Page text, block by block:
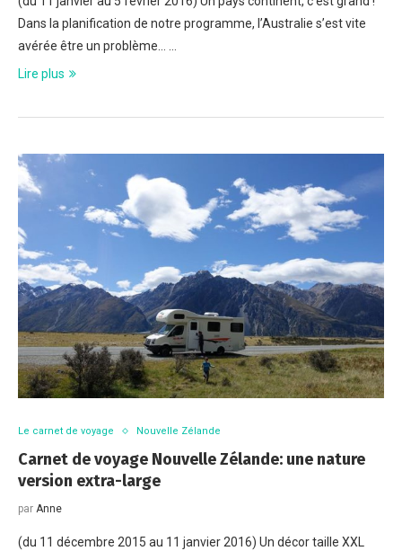
Dans la planification de notre programme, l’Australie s’est vite
avérée être un problème… …
Lire plus
Le carnet de voyage Nouvelle Zélande
Carnet de voyage Nouvelle Zélande: une nature
version extra-large
par Anne
(du 11 décembre 2015 au 11 janvier 2016) Un décor taille XXL